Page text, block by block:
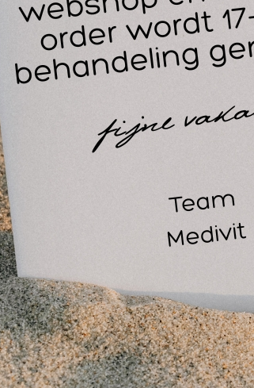
De draagtas is aan de onderkant versterkt
stevige stiknaden. Het merk van de
ieder merk tafel past hierin met een
tas bestaat uit een goede duurzame
Wees wel gewaakt voor dat de
afmetingen dan bijvoorbeeld de
dan 71 centimeter breed.
De tas wordt geleverd met een riem en
dekens of zelfs een kleine massagekruk
gebruikt en hierdoor makkelijk op te bergen.